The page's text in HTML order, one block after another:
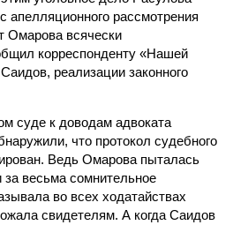
апелляционного рассмотрения
Омарова всячески
корреспонденту «Нашей
реализации законного
суде к доводам адвоката
что протокол судебного
Ведь Омарова пыталась
за весьма сомнительное
во всех ходатайствах
свидетелям. А когда Саидов